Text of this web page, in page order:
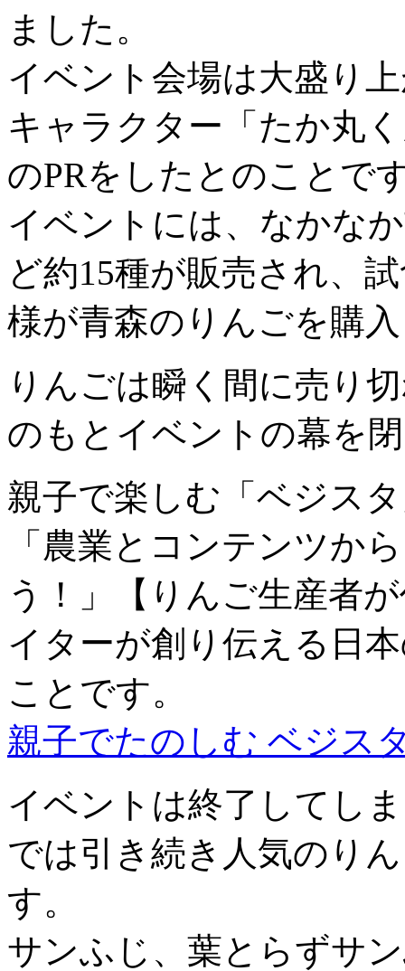
ました。
イベント会場は大盛り
キャラクター「たか丸
のPRをしたとのことで
イベントには、なかな
ど約15種が販売され、
様が青森のりんごを購
りんごは瞬く間に売り
のもとイベントの幕を
親子で楽しむ「ベジス
「農業とコンテンツか
う！」【りんご生産者
イターが創り伝える日
ことです。
親子でたのしむ ベジス
イベントは終了してし
では引き続き人気のり
す。
サンふじ、葉とらずサ